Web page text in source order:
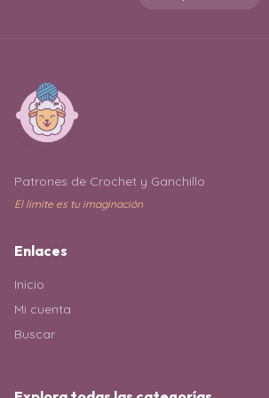
Patrones de Crochet y Ganchillo
El límite es tu imaginación
Enlaces
Inicio
Mi cuenta
Buscar